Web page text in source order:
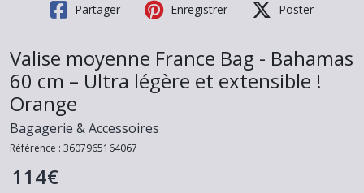
Partager Enregistrer Poster
Valise moyenne France Bag - Bahamas
60 cm – Ultra légère et extensible !
Orange
Bagagerie & Accessoires
Référence : 3607965164067
114€